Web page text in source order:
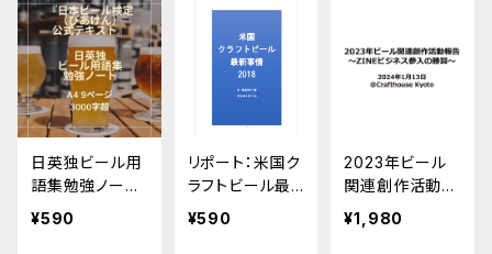
ータ
日英独ビール用
語集勉強ノー
ト 『日本ビール
¥590
リポート：米国ク
ラフトビール最
新事情2018（P
¥590
2023年ビール
関連創作活動報
告〜ZINEビジネ
ス参入の勝算〜
¥1,980